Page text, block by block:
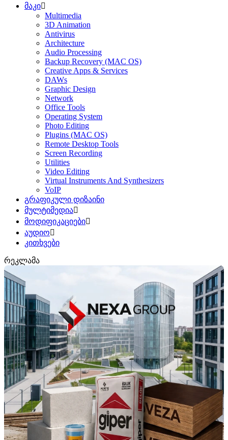
მაკი
Multimedia
3D Animation
Antivirus
Architecture
Audio Processing
Backup Recovery (MAC OS)
Creative Apps & Services
DAWs
Graphic Design
Network
Office Tools
Operating System
Photo Editing
Plugins (MAC OS)
Remote Desktop Tools
Screen Recording
Utilities
Video Editing
Virtual Instruments And Synthesizers
VoIP
გრაფიკული დიზაინი
მულტიმედია
მოდიფიკაციები
აუდიო
კითხვები
რეკლამა